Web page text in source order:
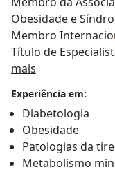
Obesidade e
Membro
Título de
Metabologia pela
Endocrinologia e
Residência Médica
pelo Hospital
Título de
Brasileira de Clínica
mais
Experiência em:
Diabetologia
Obesidade
Patologias da
Metabolismo